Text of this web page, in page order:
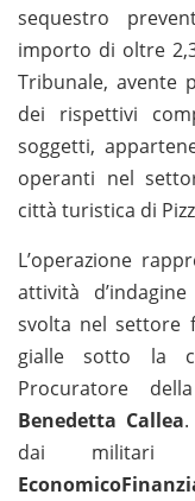
sequestro
importo di oltre
Tribunale, avente
dei rispettivi
soggetti,
operanti nel
città turistica di
L’operazione
attività
svolta nel settore
gialle sotto la
Procuratore
Benedetta Callea
dai